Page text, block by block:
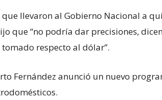
llevaron al Gobierno Nacional a
que “no podría dar precisiones,
respecto al dólar”.
Fernández anunció un nuevo